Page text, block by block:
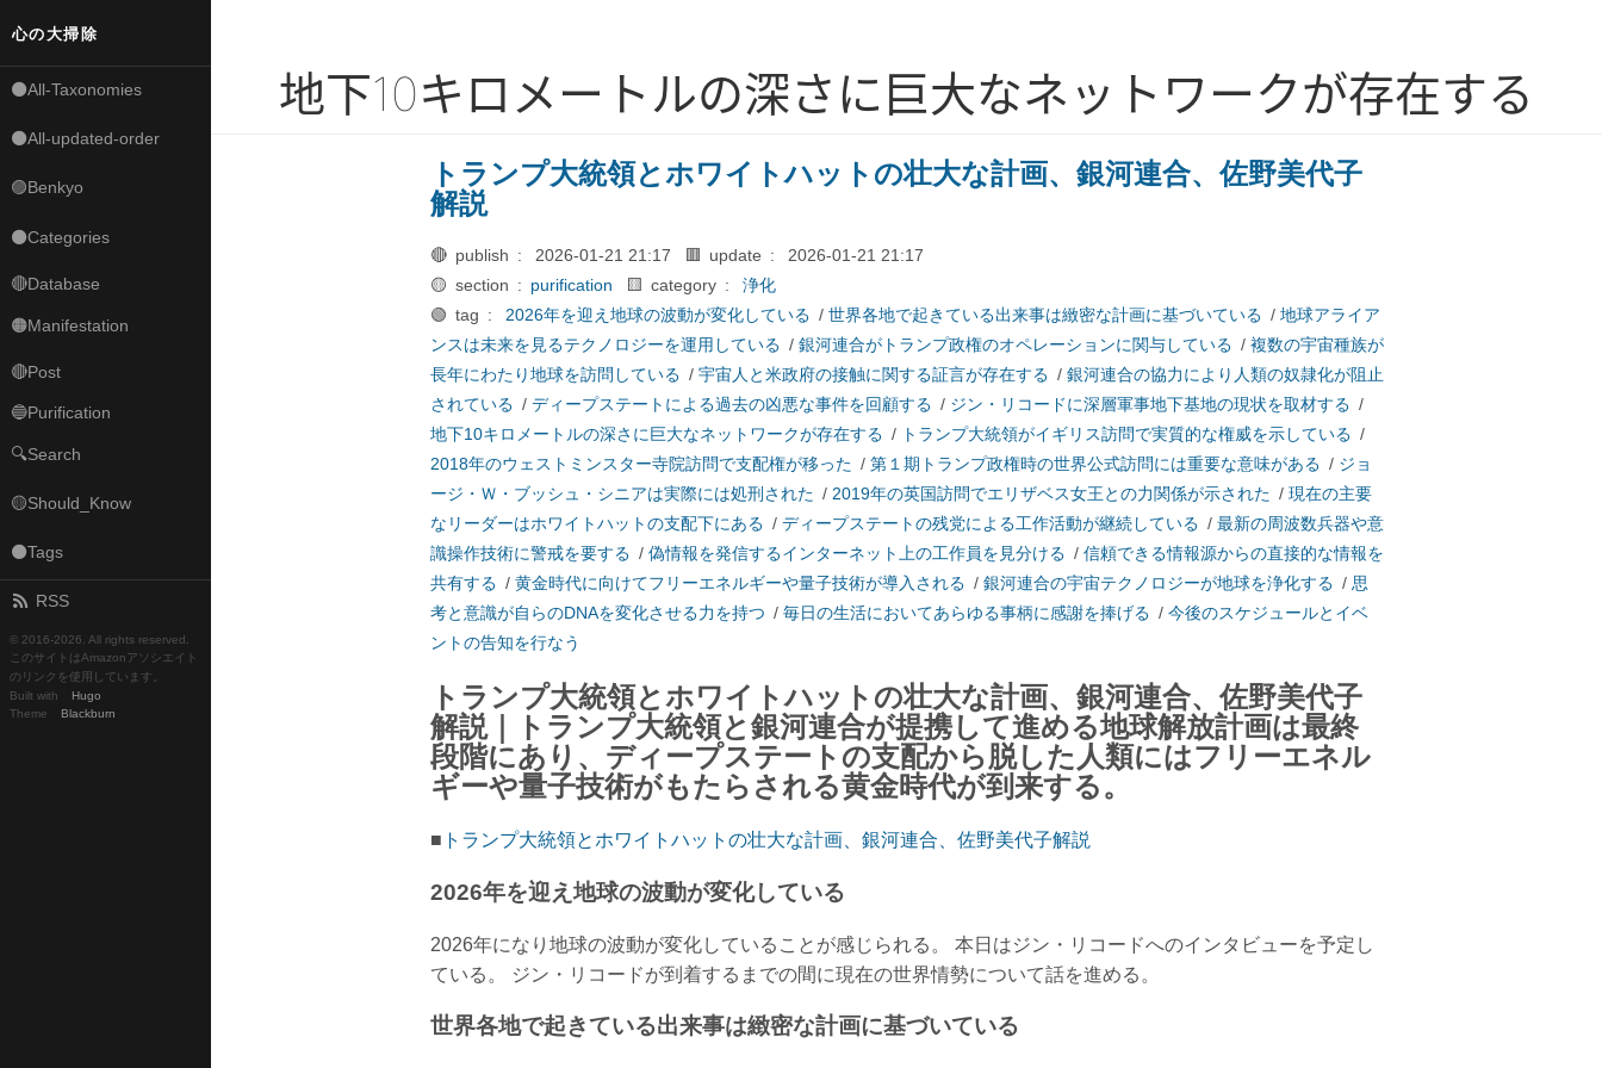
心の大掃除
⚫All-Taxonomies
⚫All-updated-order
🟣Benkyo
⚫Categories
🔴Database
🟠Manifestation
🔴Post
🔵Purification
🔍Search
🟡Should_Know
⚫Tags
RSS
© 2016-2026. All rights reserved.
このサイトはAmazonアソシエイト
のリンクを使用しています。
Built with
Hugo
Theme
Blackburn
地下10キロメートルの深さに巨大なネットワークが存在する
トランプ大統領とホワイトハットの壮大な計画、銀河連合、佐野美代子
解説
🔴 publish : 2026-01-21 21:17 🟥 update :
2026-01-21 21:17
🟡 section : purification 🟨 category :
浄化
🟢 tag :
2026年を迎え地球の波動が変化している / 世界各地で起きている出来事は緻密な計画に基づいている / 地球アライア
ンスは未来を見るテクノロジーを運用している / 銀河連合がトランプ政権のオペレーションに関与している / 複数の宇宙種族が
長年にわたり地球を訪問している / 宇宙人と米政府の接触に関する証言が存在する / 銀河連合の協力により人類の奴隷化が阻止
されている / ディープステートによる過去の凶悪な事件を回顧する / ジン・リコードに深層軍事地下基地の現状を取材する /
地下10キロメートルの深さに巨大なネットワークが存在する / トランプ大統領がイギリス訪問で実質的な権威を示している /
2018年のウェストミンスター寺院訪問で支配権が移った / 第１期トランプ政権時の世界公式訪問には重要な意味がある / ジョ
ージ・Ｗ・ブッシュ・シニアは実際には処刑された / 2019年の英国訪問でエリザベス女王との力関係が示された / 現在の主要
なリーダーはホワイトハットの支配下にある / ディープステートの残党による工作活動が継続している / 最新の周波数兵器や意
識操作技術に警戒を要する / 偽情報を発信するインターネット上の工作員を見分ける / 信頼できる情報源からの直接的な情報を
共有する / 黄金時代に向けてフリーエネルギーや量子技術が導入される / 銀河連合の宇宙テクノロジーが地球を浄化する / 思
考と意識が自らのDNAを変化させる力を持つ / 毎日の生活においてあらゆる事柄に感謝を捧げる / 今後のスケジュールとイベ
ントの告知を行なう
トランプ大統領とホワイトハットの壮大な計画、銀河連合、佐野美代子
解説｜トランプ大統領と銀河連合が提携して進める地球解放計画は最終
段階にあり、ディープステートの支配から脱した人類にはフリーエネル
ギーや量子技術がもたらされる黄金時代が到来する。
■ トランプ大統領とホワイトハットの壮大な計画、銀河連合、佐野美代子解説
2026年を迎え地球の波動が変化している
2026年になり地球の波動が変化していることが感じられる。 本日はジン・リコードへのインタビューを予定し
ている。 ジン・リコードが到着するまでの間に現在の世界情勢について話を進める。
世界各地で起きている出来事は緻密な計画に基づいている